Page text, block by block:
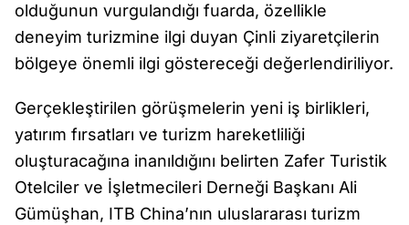
olduğunun vurgulandığı fuarda, özellikle
deneyim turizmine ilgi duyan Çinli ziyaretçilerin
bölgeye önemli ilgi göstereceği değerlendiriliyor.
Gerçekleştirilen görüşmelerin yeni iş birlikleri,
yatırım fırsatları ve turizm hareketliliği
oluşturacağına inanıldığını belirten Zafer Turistik
Otelciler ve İşletmecileri Derneği Başkanı Ali
Gümüşhan, ITB China’nın uluslararası turizm